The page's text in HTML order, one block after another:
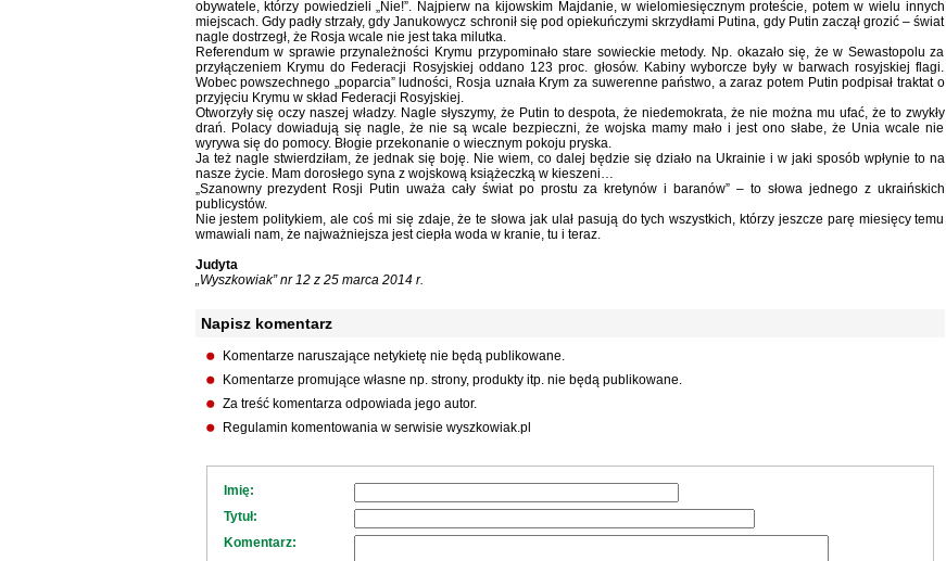
obywatele, którzy powiedzieli „Nie!”. Najpierw na kijowskim Majdanie, w wielomiesięcznym proteście, potem w wielu innych
miejscach. Gdy padły strzały, gdy Janukowycz schronił się pod opiekuńczymi skrzydłami Putina, gdy Putin zaczął grozić – świat
nagle dostrzegł, że Rosja wcale nie jest taka milutka.
Referendum w sprawie przynależności Krymu przypominało stare sowieckie metody. Np. okazało się, że w Sewastopolu za
przyłączeniem Krymu do Federacji Rosyjskiej oddano 123 proc. głosów. Kabiny wyborcze były w barwach rosyjskiej flagi.
Wobec powszechnego „poparcia” ludności, Rosja uznała Krym za suwerenne państwo, a zaraz potem Putin podpisał traktat o
przyjęciu Krymu w skład Federacji Rosyjskiej.
Otworzyły się oczy naszej władzy. Nagle słyszymy, że Putin to despota, że niedemokrata, że nie można mu ufać, że to zwykły
drań. Polacy dowiadują się nagle, że nie są wcale bezpieczni, że wojska mamy mało i jest ono słabe, że Unia wcale nie
wyrywa się do pomocy. Błogie przekonanie o wiecznym pokoju pryska.
Ja też nagle stwierdziłam, że jednak się boję. Nie wiem, co dalej będzie się działo na Ukrainie i w jaki sposób wpłynie to na
nasze życie. Mam dorosłego syna z wojskową książeczką w kieszeni…
„Szanowny prezydent Rosji Putin uważa cały świat po prostu za kretynów i baranów” – to słowa jednego z ukraińskich
publicystów.
Nie jestem politykiem, ale coś mi się zdaje, że te słowa jak ulał pasują do tych wszystkich, którzy jeszcze parę miesięcy temu
wmawiali nam, że najważniejsza jest ciepła woda w kranie, tu i teraz.
Judyta
„Wyszkowiak” nr 12 z 25 marca 2014 r.
Napisz komentarz
Komentarze naruszające netykietę nie będą publikowane.
Komentarze promujące własne np. strony, produkty itp. nie będą publikowane.
Za treść komentarza odpowiada jego autor.
Regulamin komentowania w serwisie wyszkowiak.pl
Imię:
Tytuł:
Komentarz: